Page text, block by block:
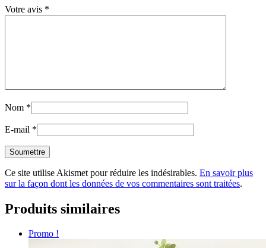
Votre avis *
Nom *
E-mail *
Ce site utilise Akismet pour réduire les indésirables. En savoir plus
sur la façon dont les données de vos commentaires sont traitées.
Produits similaires
Promo !